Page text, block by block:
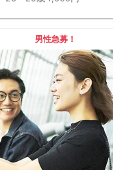
男性急募！